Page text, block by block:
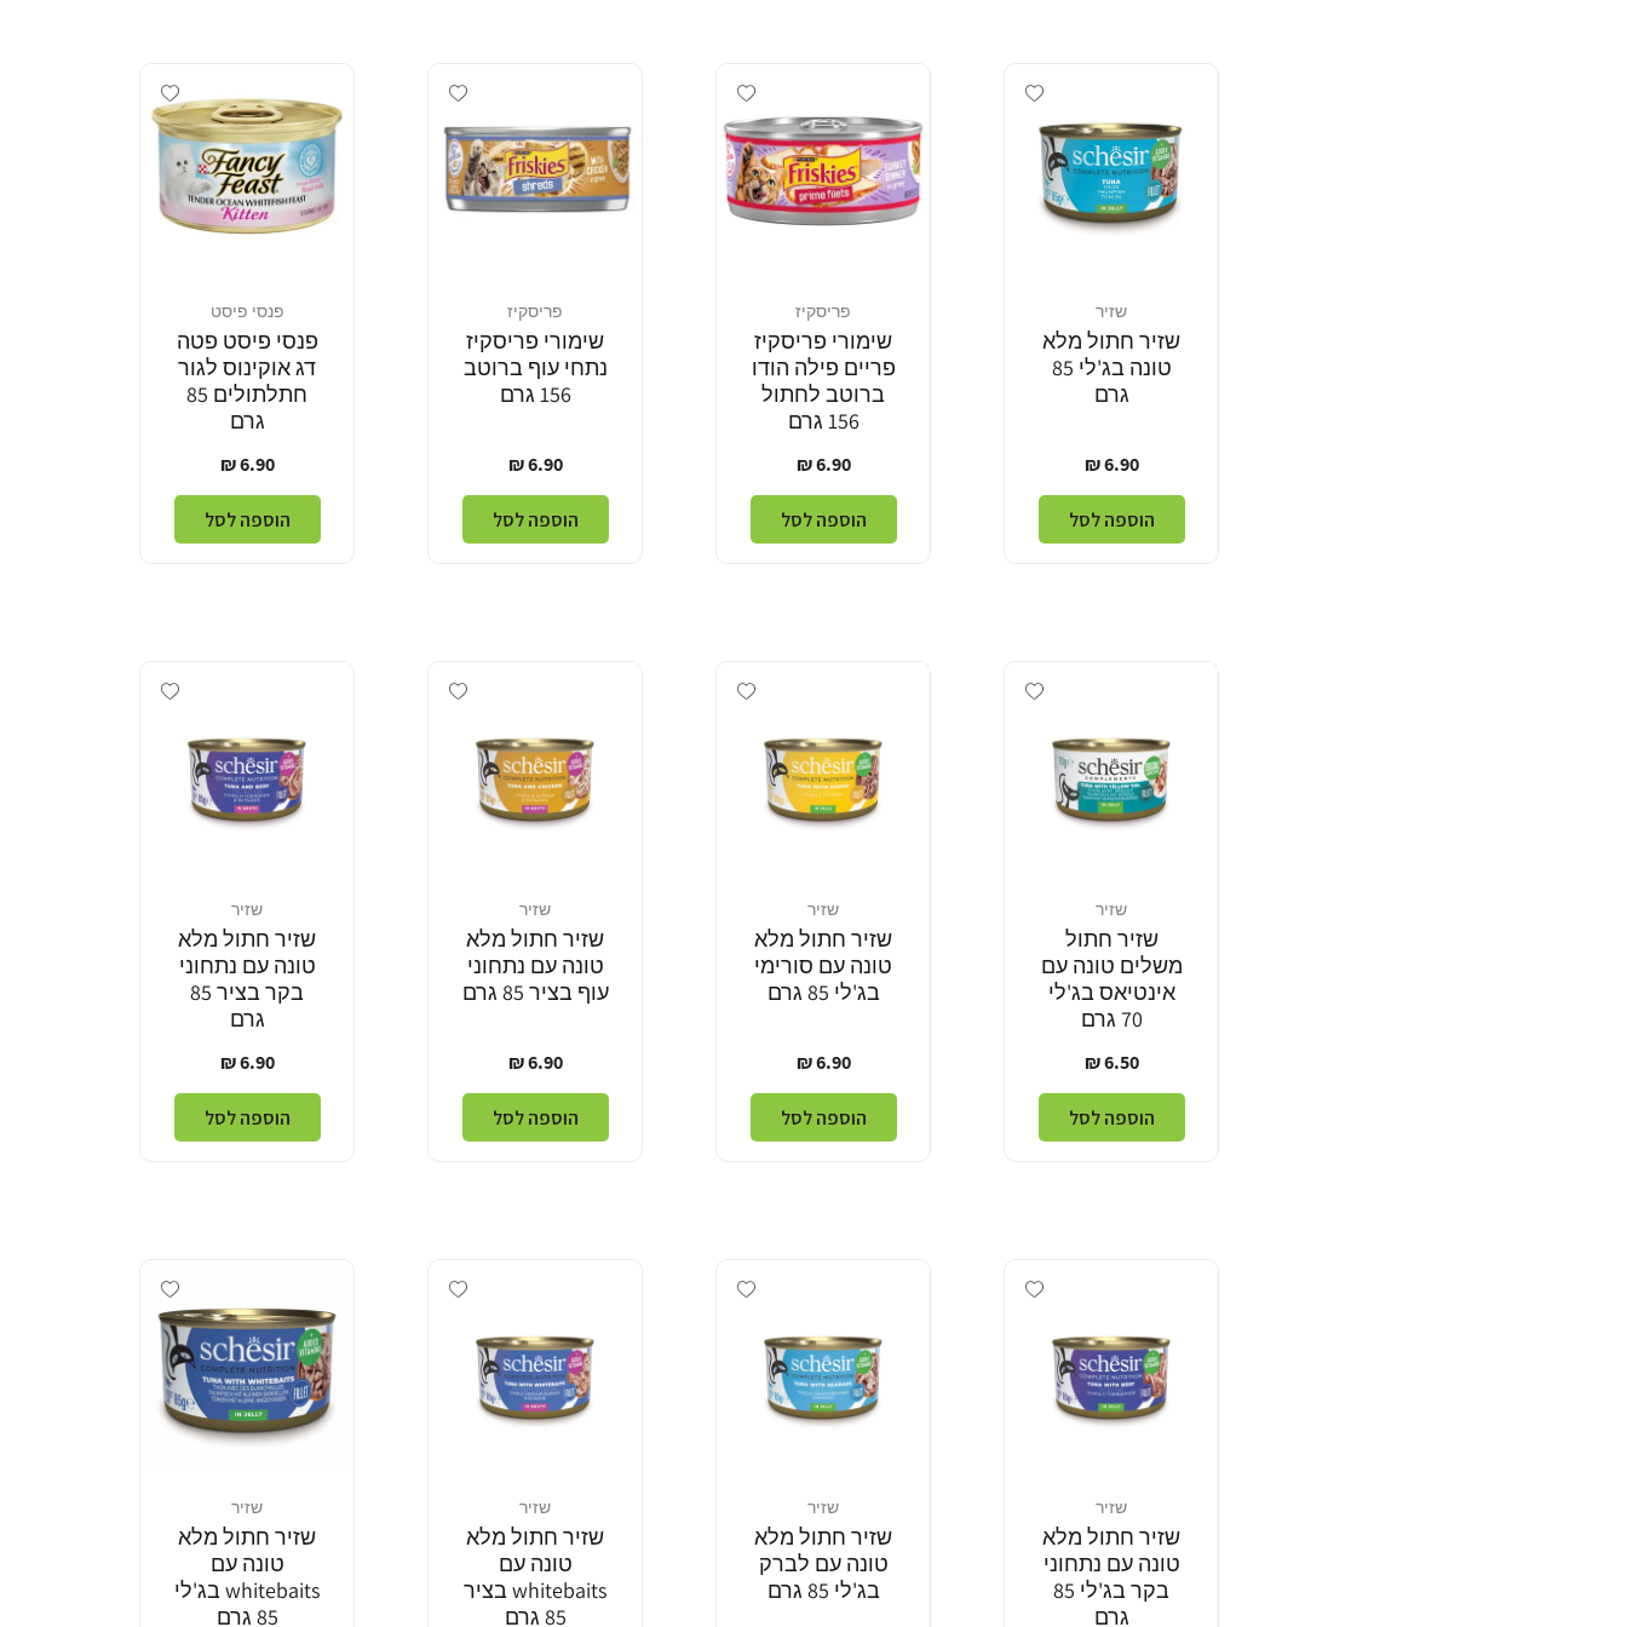
Add wishlist
שזיר
שזיר חתול מלא
טונה בג'לי 85
גרם
מחיר
6.90 ₪
הוספה לסל
Add wishlist
פריסקיז
שימורי פריסקיז
פריים פילה הודו
ברוטב לחתול
156 גרם
מחיר
6.90 ₪
הוספה לסל
Add wishlist
פריסקיז
שימורי פריסקיז
נתחי עוף ברוטב
156 גרם
מחיר
6.90 ₪
הוספה לסל
Add wishlist
מוֹכֵר:פנסי פיסט
פנסי פיסט פטה
דג אוקינוס לגור
חתלתולים 85
גרם
מחיר
6.90 ₪
הוספה לסל
Add wishlist
שזיר
שזיר חתול
משלים טונה עם
אינטיאס בג'לי
70 גרם
מחיר
6.50 ₪
הוספה לסל
Add wishlist
שזיר
שזיר חתול מלא
טונה עם סורימי
בג'לי 85 גרם
מחיר
6.90 ₪
הוספה לסל
Add wishlist
שזיר
שזיר חתול מלא
טונה עם נתחוני
עוף בציר 85 גרם
מחיר
6.90 ₪
הוספה לסל
Add wishlist
שזיר
שזיר חתול מלא
טונה עם נתחוני
בקר בציר 85
גרם
מחיר
6.90 ₪
הוספה לסל
Add wishlist
שזיר
שזיר חתול מלא
טונה עם נתחוני
בקר בג'לי 85
גרם
Add wishlist
שזיר
שזיר חתול מלא
טונה עם לברק
בג'לי 85 גרם
Add wishlist
שזיר
שזיר חתול מלא
טונה עם
whitebaits בציר
85 גרם
Add wishlist
שזיר
שזיר חתול מלא
טונה עם
whitebaits בג'לי
85 גרם